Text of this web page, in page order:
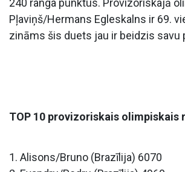
240 ranga punktus. Provizoriskajā
Pļaviņš/Hermans Egleskalns ir 69.
zināms šis duets jau ir beidzis savu
TOP 10 provizoriskais olimpiskais
1. Alisons/Bruno (Brazīlija) 6070